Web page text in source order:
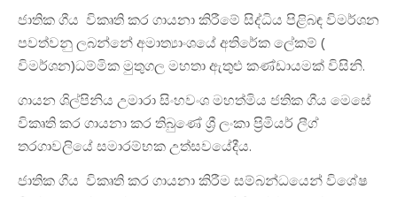
ජාතික ගීය විකෘති කර ගායනා කිරීමේ සිද්ධිය පිළිබඳ විමර්ශන
පවත්වනු ලබන්නේ අමාත්‍යාංශයේ අතිරේක ලේකම් (
විමර්ශන)ධම්මික මුතුගල මහතා ඇතුළු කණ්ඩායමක් විසිනි.
ගායන ශිල්පිනිය උමාරා සිංහවංශ මහත්මිය ජතික ගීය මෙසේ
විකෘති කර ගායනා කර තිබුණේ ශ්‍රී ලංකා ප්‍රිමියර් ලීග්
තරගාවලියේ සමාරම්භක උත්සවයේදීය.
ජාතික ගීය විකෘති කර ගායනා කිරීම සම්බන්ධයෙන් විශේෂ